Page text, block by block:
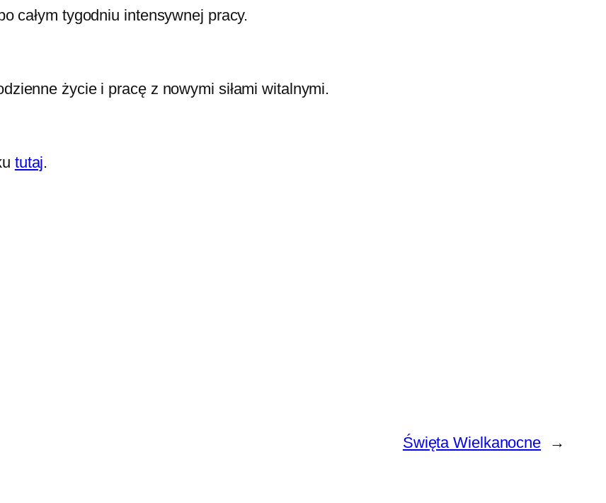
całym tygodniu intensywnej pracy.
życie i pracę z nowymi siłami witalnymi.
tutaj.
Święta Wielkanocne →